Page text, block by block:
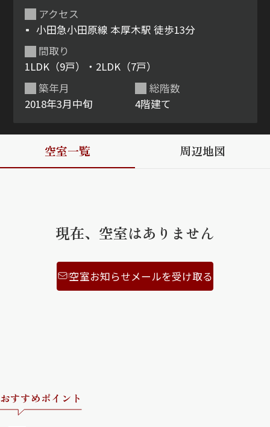
シャーメゾンとは
シャーメゾンセレクショ
ン
シャーメゾンショップを探す
シャーメゾンライフサポート
自立型サービス付き・シニア向け
アクセス
小田急小田原線 本厚木駅 徒歩13分
築年月
2018年3月中旬
間取り
1LDK（9戸）・2LDK（7戸）
総階数
4階建て
空室一覧 周辺地図
現在、空室はありません
空室お知らせメールを受け取る
おすすめポイント